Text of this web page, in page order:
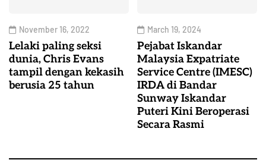
November 16, 2022
Lelaki paling seksi
dunia, Chris Evans
tampil dengan kekasih
berusia 25 tahun
March 19, 2024
Pejabat Iskandar
Malaysia Expatriate
Service Centre (IMESC)
IRDA di Bandar
Sunway Iskandar
Puteri Kini Beroperasi
Secara Rasmi